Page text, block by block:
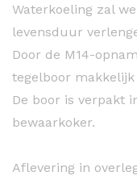
Waterkoeling zal
levensduur
Door de M14-
tegelboor
De boor is verpakt
bewaarkoker.
Aflevering in